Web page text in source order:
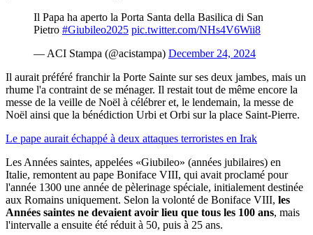
Il Papa ha aperto la Porta Santa della Basilica di San
Pietro #Giubileo2025 pic.twitter.com/NHs4V6Wii8
— ACI Stampa (@acistampa) December 24, 2024
Il aurait préféré franchir la Porte Sainte sur ses deux jambes, mais un
rhume l'a contraint de se ménager. Il restait tout de même encore la
messe de la veille de Noël à célébrer et, le lendemain, la messe de
Noël ainsi que la bénédiction Urbi et Orbi sur la place Saint-Pierre.
Le pape aurait échappé à deux attaques terroristes en Irak
Les Années saintes, appelées «Giubileo» (années jubilaires) en
Italie, remontent au pape Boniface VIII, qui avait proclamé pour
l'année 1300 une année de pèlerinage spéciale, initialement destinée
aux Romains uniquement. Selon la volonté de Boniface VIII, les
Années saintes ne devaient avoir lieu que tous les 100 ans, mais
l'intervalle a ensuite été réduit à 50, puis à 25 ans.